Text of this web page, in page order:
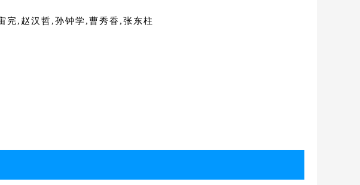
完,赵汉哲,孙钟学,曹秀香,张东柱